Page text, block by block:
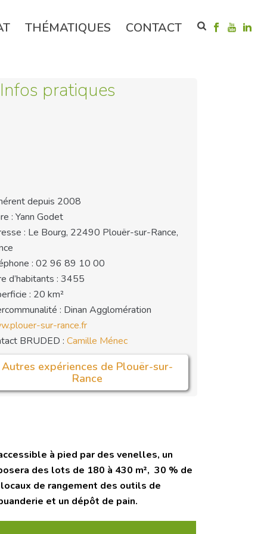
THÉMATIQUES CONTACT
Infos pratiques
depuis 2008
: Yann Godet
: Le Bourg, 22490 Plouër-sur-Rance,
: 02 96 89 10 00
d’habitants : 3455
: 20 km²
: Dinan Agglomération
sur-rance.fr
BRUDED : Camille Ménec
Autres expériences de Plouër-sur-
Rance
à pied par des venelles, un
des lots de 180 à 430 m², 30 % de
de rangement des outils de
et un dépôt de pain.